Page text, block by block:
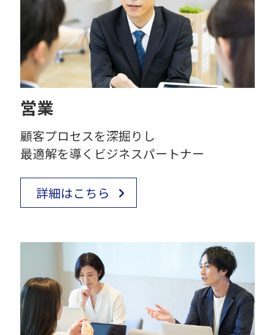
営業
顧客プロセスを深掘りし
最適解を導くビジネスパートナー
詳細はこちら